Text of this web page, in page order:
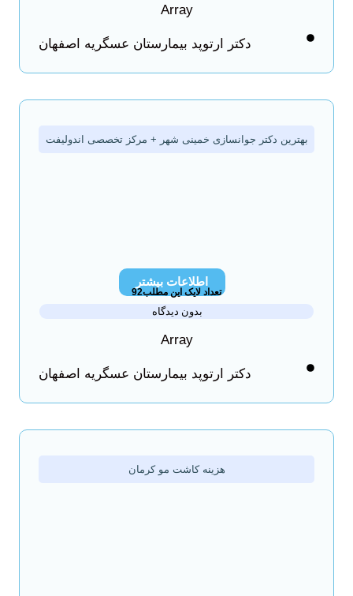
دکتر ارتوپد بیمارستان عسگریه اصفهان
بهترین دکتر جوانسازی خمینی شهر + مرکز تخصصی اندولیفت
اطلاعات بیشتر
تعداد لایک این مطلب92
بدون دیدگاه
دکتر ارتوپد بیمارستان عسگریه اصفهان
هزینه کاشت مو کرمان